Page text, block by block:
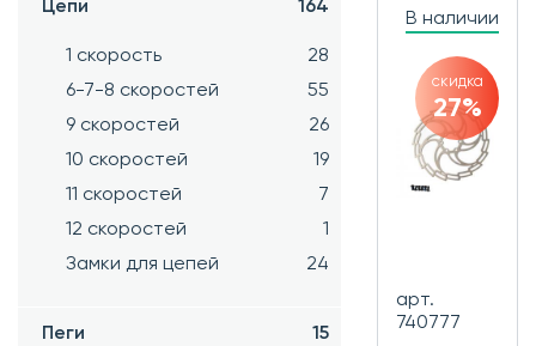
Цепи 164
1 скорость
28
6-7-8 скоростей
55
9 скоростей
26
10 скоростей
19
11 скоростей
7
12 скоростей
1
Замки для цепей
24
Пеги 15
В наличии
скидка
27%
арт.
740777